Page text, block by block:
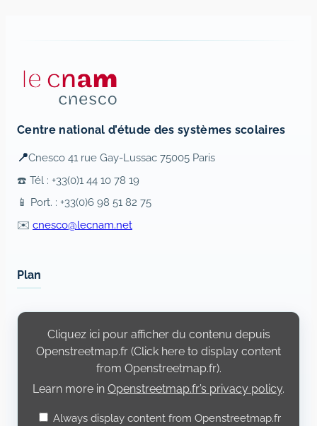
Centre national d’étude des systèmes scolaires
📍Cnesco 41 rue Gay-Lussac 75005 Paris
☎️ Tél : +33(0)1 44 10 78 19
📱 Port. : +33(0)6 98 51 82 75
✉️ cnesco@lecnam.net
Plan
Display
Openstreetmap.fr
Cliquez ici pour afficher du contenu depuis
Openstreetmap.fr (Click here to display content
from Openstreetmap.fr).
Learn more in Openstreetmap.fr’s privacy policy.
Always display content from Openstreetmap.fr